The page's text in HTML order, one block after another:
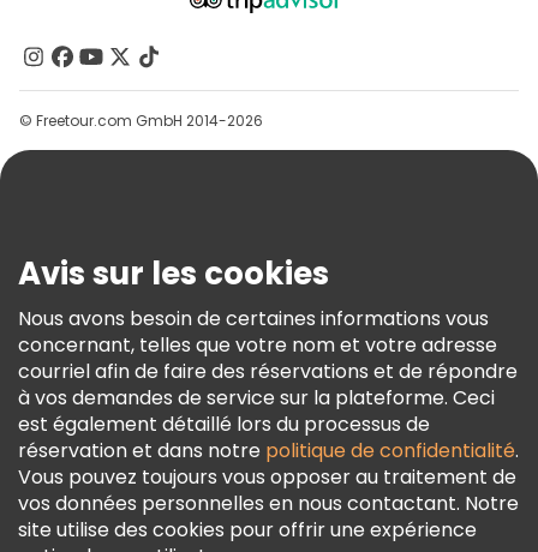
Contactez-Nous
Groupes
Aide
Conditions Générales Et Mentions Légales
Politique En Matière De Cookies
Freetour Prix
Programme De Fidélité
© Freetour.com GmbH 2014-2026
Avis sur les cookies
Nous avons besoin de certaines informations vous
concernant, telles que votre nom et votre adresse
courriel afin de faire des réservations et de répondre
à vos demandes de service sur la plateforme. Ceci
est également détaillé lors du processus de
réservation et dans notre politique de confidentialité.
Vous pouvez toujours vous opposer au traitement de
vos données personnelles en nous contactant. Notre
site utilise des cookies pour offrir une expérience